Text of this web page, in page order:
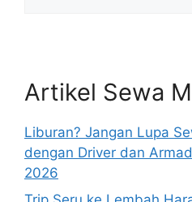
Artikel Sewa
Liburan? Jangan Lupa
dengan Driver dan
2026